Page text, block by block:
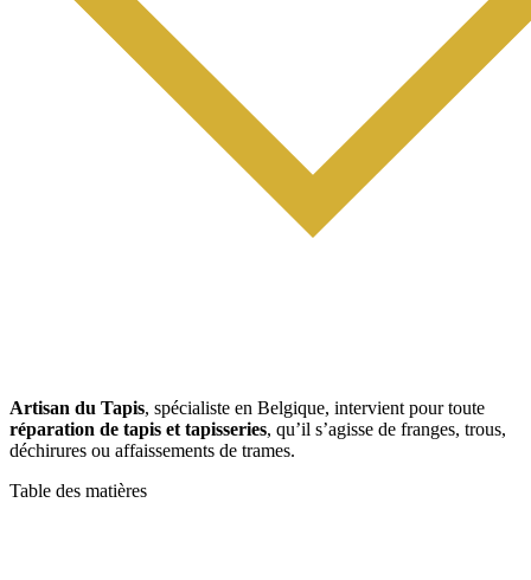
Artisan du Tapis, spécialiste en Belgique, intervient pour toute
réparation de tapis et tapisseries, qu’il s’agisse de franges, trous,
déchirures ou affaissements de trames.
Table des matières